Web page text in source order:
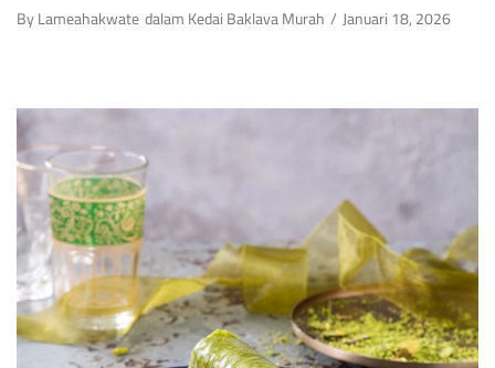
ByLameahakwatedalamKedai Baklava Murah Januari 18, 2026